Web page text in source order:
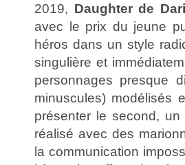
2019, Daughter de
avec le prix du jeune
héros dans un style
singulière et
personnages presque
minuscules) modélisés
présenter le second,
réalisé avec des
la communication